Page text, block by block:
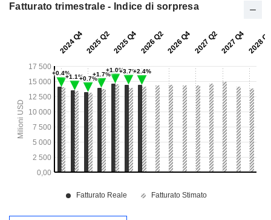
Fatturato trimestrale - Indice di sorpresa